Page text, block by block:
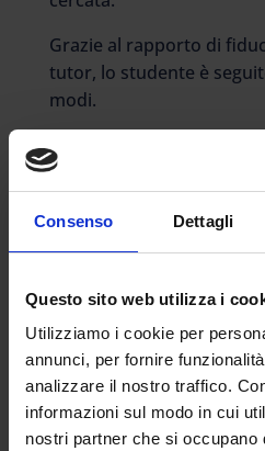
Consenso Dettagli
Questo sito web utilizza i
Utilizziamo i cookie per
annunci, per fornire
analizzare il nostro traffico.
informazioni sul modo in cui
nostri partner che si occupano
Grazie al rapporto di
tutor, lo studente è
modi.
Ogni studente pensa di
cosa dovrà affrontare.
all’esperienza diretta,
pianificazione ad hoc per
possibile conoscendo
l’impegno da dedicare ad
tutto adattato alle
permettere allo studente